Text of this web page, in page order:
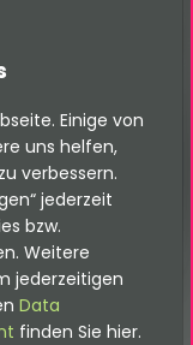
Wenn eine
kann
passende
im
Einige von
uns helfen,
verbessern.
jederzeit
bzw.
Weitere
jederzeitigen
Data
finden Sie hier.